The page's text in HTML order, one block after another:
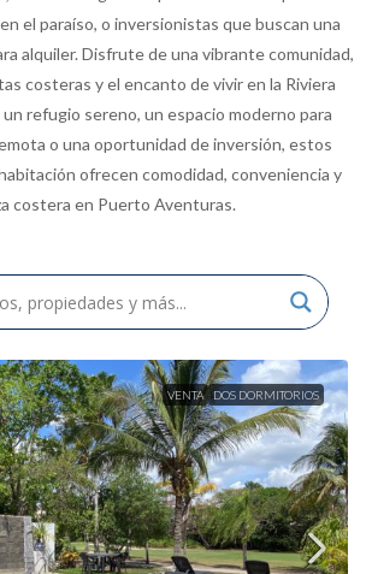
el paraíso, o inversionistas que buscan una
alquiler. Disfrute de una vibrante comunidad,
costeras y el encanto de vivir en la Riviera
un refugio sereno, un espacio moderno para
o una oportunidad de inversión, estos
ofrecen comodidad, conveniencia y
costera en Puerto Aventuras.
VENTA DOS DORMITORIOS